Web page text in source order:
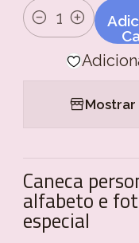
Quantidade
Caneca
alfabeto e
especial